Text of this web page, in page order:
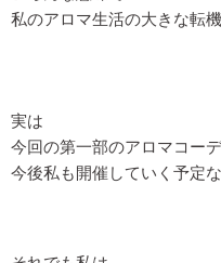
私のアロマ生活の大きな転
実は
今回の第一部のアロマコー
今後私も開催していく予定